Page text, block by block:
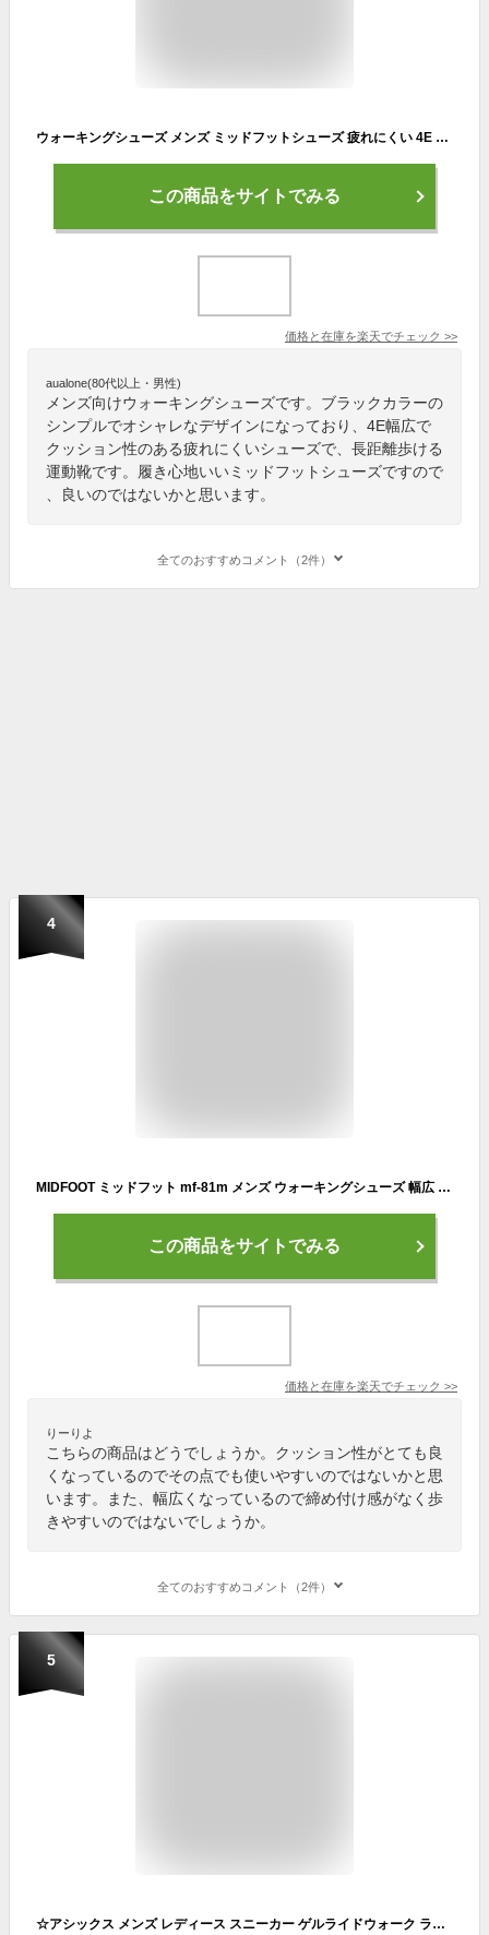
ウォーキングシューズ メンズ ミッドフットシューズ 疲れにくい 4E 幅広 クッション スニーカー 足底筋膜炎対応 黒 歩きやすい 長距離 MF82 M リカバリーシューズ
この商品をサイトでみる
価格と在庫を楽天でチェック >>
aualone(80代以上・男性)
メンズ向けウォーキングシューズです。ブラックカラーの
シンプルでオシャレなデザインになっており、4E幅広で
クッション性のある疲れにくいシューズで、長距離歩ける
運動靴です。履き心地いいミッドフットシューズですので
、良いのではないかと思います。
全てのおすすめコメント（2件）
4
MIDFOOT ミッドフット mf-81m メンズ ウォーキングシューズ 幅広 4E 軽量 クッション 健康スニーカー リカバリーシューズ
この商品をサイトでみる
価格と在庫を楽天でチェック >>
りーりよ
こちらの商品はどうでしょうか。クッション性がとても良
くなっているのでその点でも使いやすいのではないかと思
います。また、幅広くなっているので締め付け感がなく歩
きやすいのではないでしょうか。
全てのおすすめコメント（2件）
5
☆アシックス メンズ レディース スニーカー ゲルライドウォーク ライト 1293A032 001 100 250 ウォーキングシューズ あす楽 送料無料